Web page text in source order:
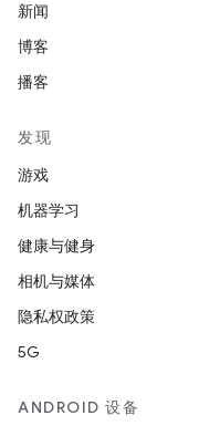
新闻
博客
播客
发现
游戏
机器学习
健康与健身
相机与媒体
隐私权政策
5G
ANDROID 设备